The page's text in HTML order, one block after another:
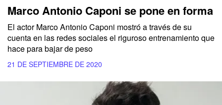
Marco Antonio Caponi se pone en forma
El actor Marco Antonio Caponi mostró a través de su
cuenta en las redes sociales el riguroso entrenamiento que
hace para bajar de peso
21 DE SEPTIEMBRE DE 2020